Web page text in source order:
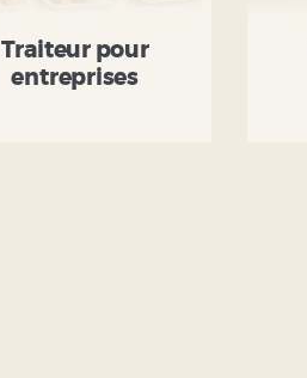
Traiteur pour
entreprises